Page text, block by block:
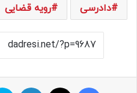
دادرسی رویه قضایی
فیسبوک ایکس